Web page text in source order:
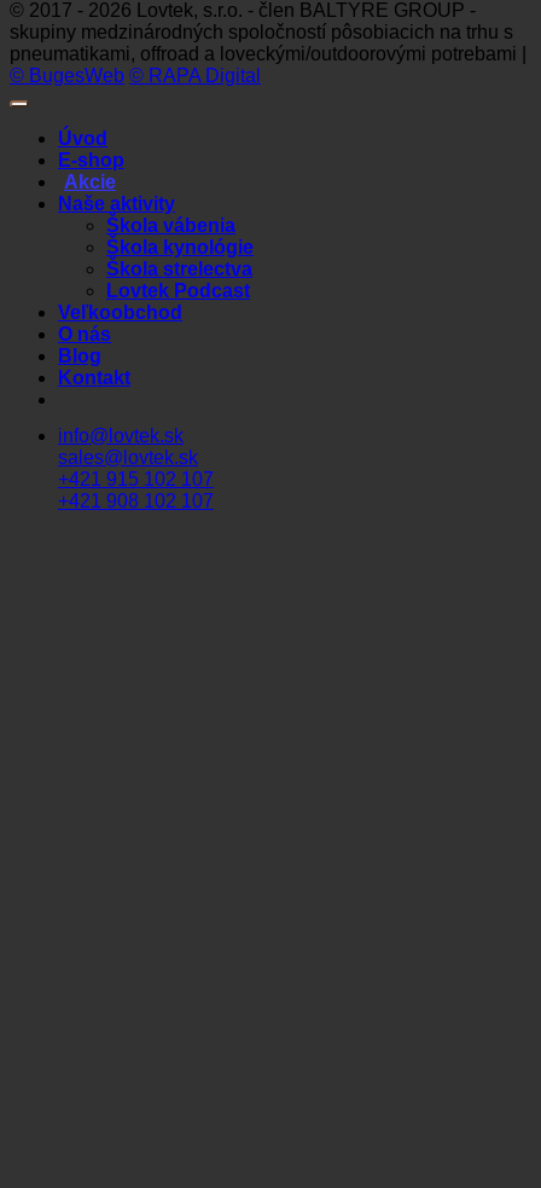
© 2017 - 2026 Lovtek, s.r.o. - člen BALTYRE GROUP -
skupiny medzinárodných spoločností pôsobiacich na trhu s
pneumatikami, offroad a loveckými/outdoorovými potrebami |
© BugesWeb © RAPA Digital
Úvod
E-shop
Akcie
Naše aktivity
Škola vábenia
Škola kynológie
Škola strelectva
Lovtek Podcast
Veľkoobchod
O nás
Blog
Kontakt
info@lovtek.sk
sales@lovtek.sk
+421 915 102 107
+421 908 102 107